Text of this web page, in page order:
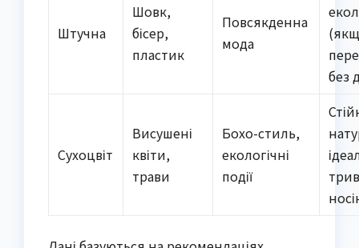
Штучна
Шовк,
бісер,
пластик
Повсякденна
мода
без
Сухоцвіт
Висушені
квіти,
трави
Бохо-стиль,
екологічні
події